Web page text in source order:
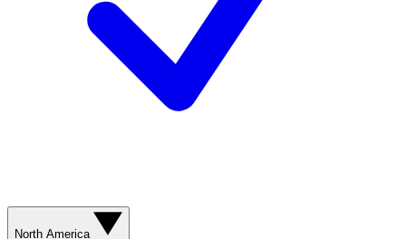
North America